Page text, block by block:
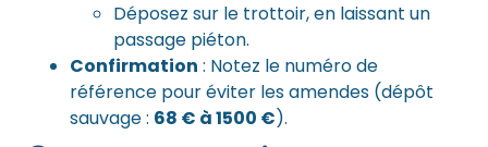
Déposez sur le trottoir, en laissant un
passage piéton.
Confirmation : Notez le numéro de
référence pour éviter les amendes (dépôt
sauvage : 68 € à 1500 €).